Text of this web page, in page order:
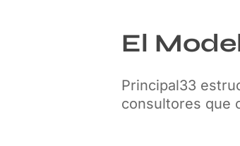
El
Principal33
consultores que